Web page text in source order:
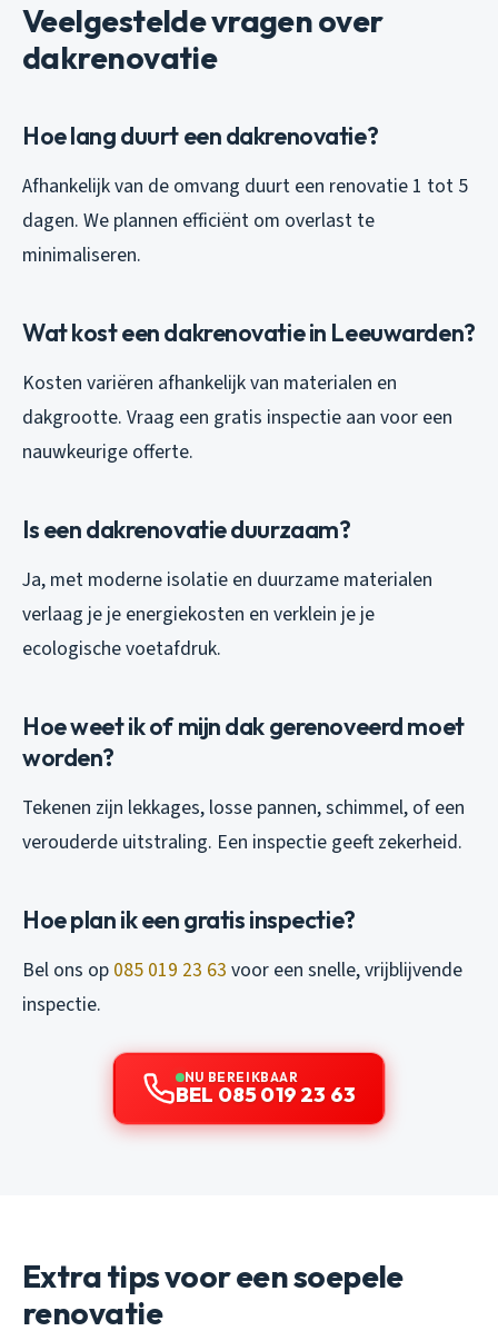
Veelgestelde vragen over
dakrenovatie
Hoe lang duurt een dakrenovatie?
Afhankelijk van de omvang duurt een renovatie 1 tot 5
dagen. We plannen efficiënt om overlast te
minimaliseren.
Wat kost een dakrenovatie in Leeuwarden?
Kosten variëren afhankelijk van materialen en
dakgrootte. Vraag een gratis inspectie aan voor een
nauwkeurige offerte.
Is een dakrenovatie duurzaam?
Ja, met moderne isolatie en duurzame materialen
verlaag je je energiekosten en verklein je je
ecologische voetafdruk.
Hoe weet ik of mijn dak gerenoveerd moet
worden?
Tekenen zijn lekkages, losse pannen, schimmel, of een
verouderde uitstraling. Een inspectie geeft zekerheid.
Hoe plan ik een gratis inspectie?
Bel ons op 085 019 23 63 voor een snelle, vrijblijvende
inspectie.
NU BEREIKBAAR
BEL 085 019 23 63
Extra tips voor een soepele
renovatie